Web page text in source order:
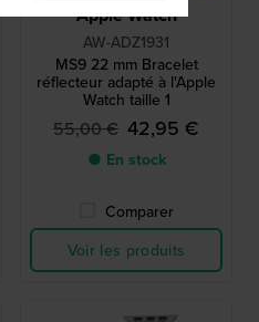
Apple Watch
AW-ADZ1931
MS9 22 mm Bracelet
réflecteur adapté à l'Apple
Watch taille 1
55,00 € 42,95 €
● En stock
Comparer
Voir les produits